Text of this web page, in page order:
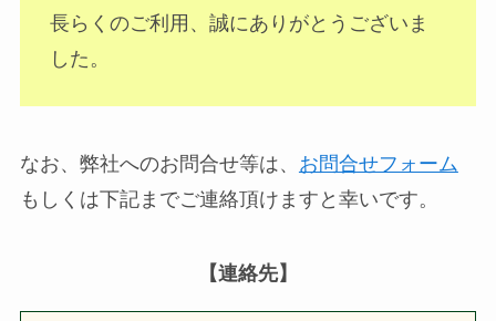
長らくのご利用、誠にありがとうございま
した。
なお、弊社へのお問合せ等は、 お問合せフォーム
もしくは下記までご連絡頂けますと幸いです。
【連絡先】